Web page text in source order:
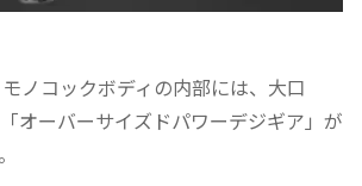
ノコックボディの内部には、大口
オーバーサイズドパワーデジギア」が